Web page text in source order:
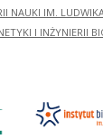
NAUKI IM.
I INŻYNIERII